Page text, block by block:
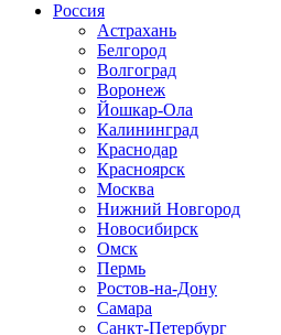
Россия
Астрахань
Белгород
Волгоград
Воронеж
Йошкар-Ола
Калининград
Краснодар
Красноярск
Москва
Нижний Новгород
Новосибирск
Омск
Пермь
Ростов-на-Дону
Самара
Санкт-Петербург